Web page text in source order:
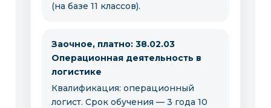
(на базе 11 классов).
Заочное, платно: 38.02.03
Операционная деятельность в
логистике
Квалификация: операционный
логист. Срок обучения — 3 года 10